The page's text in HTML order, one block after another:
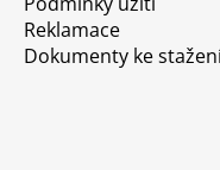
Reklamace
Dokumenty ke